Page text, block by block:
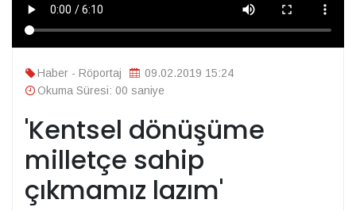
Haber - Röportaj
09.02.2019 15:24
Okuma Süresi: 00 saniye
'Kentsel dönüşüme
milletçe sahip
çıkmamız lazım'